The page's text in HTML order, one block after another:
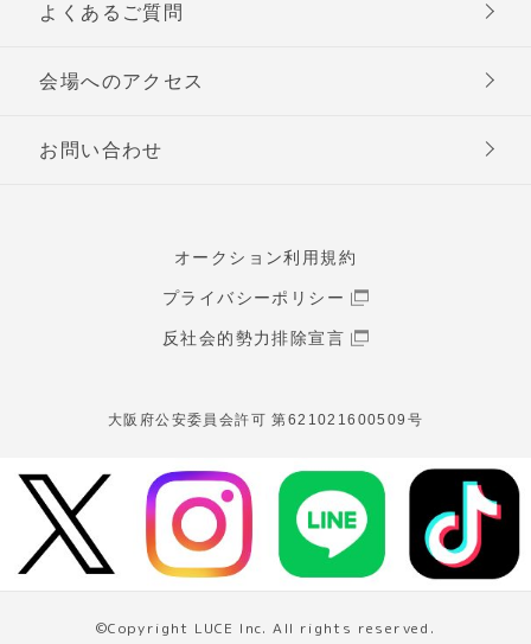
よくあるご質問
会場へのアクセス
お問い合わせ
オークション利用規約
プライバシーポリシー
反社会的勢力排除宣言
大阪府公安委員会許可 第621021600509号
©Copyright LUCE Inc. All rights reserved.